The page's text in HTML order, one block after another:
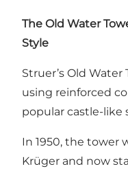
The Old Water
Style
Struer’s Old
using reinforced
popular castle-like
In 1950, the tower
Krüger and now